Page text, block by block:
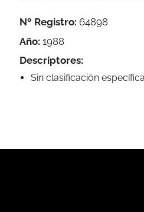
Nº Registro: 64898
Año: 1988
Descriptores:
Sin clasificación específica